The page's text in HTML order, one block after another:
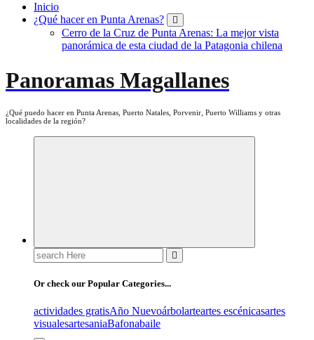
Inicio
¿Qué hacer en Punta Arenas?
Cerro de la Cruz de Punta Arenas: La mejor vista
panorámica de esta ciudad de la Patagonia chilena
Panoramas Magallanes
¿Qué puedo hacer en Punta Arenas, Puerto Natales, Porvenir, Puerto Williams y otras
localidades de la región?
Search
for:
Or check our Popular Categories...
actividades gratisAño Nuevoárbolarteartes escénicasartes
visualesartesaniaBafonabaile